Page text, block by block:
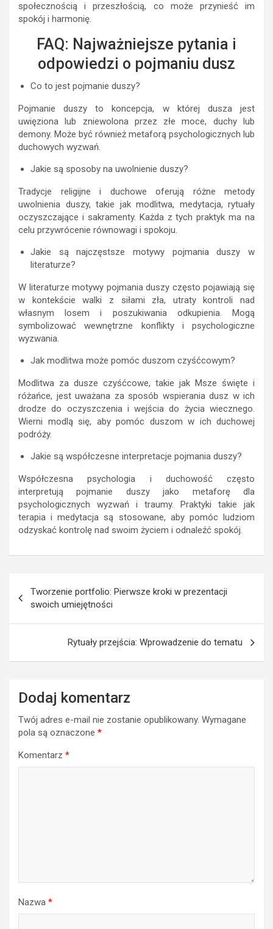
społecznością i przeszłością, co może przynieść im
spokój i harmonię.
FAQ: Najważniejsze pytania i
odpowiedzi o pojmaniu dusz
Co to jest pojmanie duszy?
Pojmanie duszy to koncepcja, w której dusza jest
uwięziona lub zniewolona przez złe moce, duchy lub
demony. Może być również metaforą psychologicznych lub
duchowych wyzwań.
Jakie są sposoby na uwolnienie duszy?
Tradycje religijne i duchowe oferują różne metody
uwolnienia duszy, takie jak modlitwa, medytacja, rytuały
oczyszczające i sakramenty. Każda z tych praktyk ma na
celu przywrócenie równowagi i spokoju.
Jakie są najczęstsze motywy pojmania duszy w
literaturze?
W literaturze motywy pojmania duszy często pojawiają się
w kontekście walki z siłami zła, utraty kontroli nad
własnym losem i poszukiwania odkupienia. Mogą
symbolizować wewnętrzne konflikty i psychologiczne
wyzwania.
Jak modlitwa może pomóc duszom czyśćcowym?
Modlitwa za dusze czyśćcowe, takie jak Msze święte i
różańce, jest uważana za sposób wspierania dusz w ich
drodze do oczyszczenia i wejścia do życia wiecznego.
Wierni modlą się, aby pomóc duszom w ich duchowej
podróży.
Jakie są współczesne interpretacje pojmania duszy?
Współczesna psychologia i duchowość często
interpretują pojmanie duszy jako metaforę dla
psychologicznych wyzwań i traumy. Praktyki takie jak
terapia i medytacja są stosowane, aby pomóc ludziom
odzyskać kontrolę nad swoim życiem i odnaleźć spokój.
wpisu
Tworzenie portfolio: Pierwsze kroki w prezentacji
swoich umiejętności
Rytuały przejścia: Wprowadzenie do tematu
Dodaj komentarz
Twój adres e-mail nie zostanie opublikowany. Wymagane
pola są oznaczone *
Komentarz *
Nazwa *